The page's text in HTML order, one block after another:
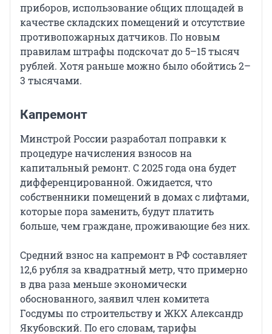
приборов, использование общих площадей в
качестве складских помещений и отсутствие
противопожарных датчиков. По новым
правилам штрафы подскочат до 5–15 тысяч
рублей. Хотя раньше можно было обойтись 2–
3 тысячами.
Капремонт
Минстрой России разработал поправки к
процедуре начисления взносов на
капитальный ремонт. С 2025 года она будет
дифференцированной. Ожидается, что
собственники помещений в домах с лифтами,
которые пора заменить, будут платить
больше, чем граждане, проживающие без них.
Средний взнос на капремонт в РФ составляет
12,6 рубля за квадратный метр, что примерно
в два раза меньше экономически
обоснованного, заявил член комитета
Госдумы по строительству и ЖКХ Александр
Якубовский. По его словам, тарифы